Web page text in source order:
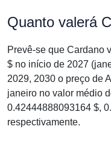
Quanto valerá
Prevê-se que Cardano
$ no início de 2027
2029, 2030 o preço de
janeiro no valor médio
0.42444888093164 $,
respectivamente.